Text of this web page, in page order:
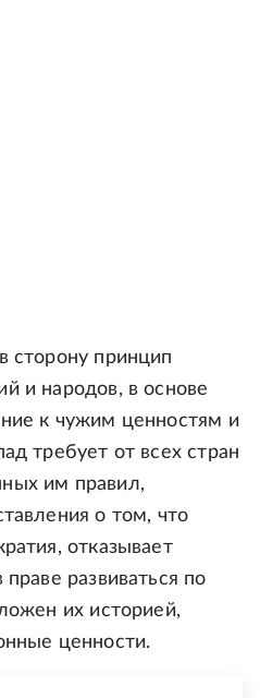
сторону принцип
и народов, в основе
к чужим ценностям и
требует от всех стран
им правил,
о том, что
отказывает
развиваться по
их историей,
ценности.